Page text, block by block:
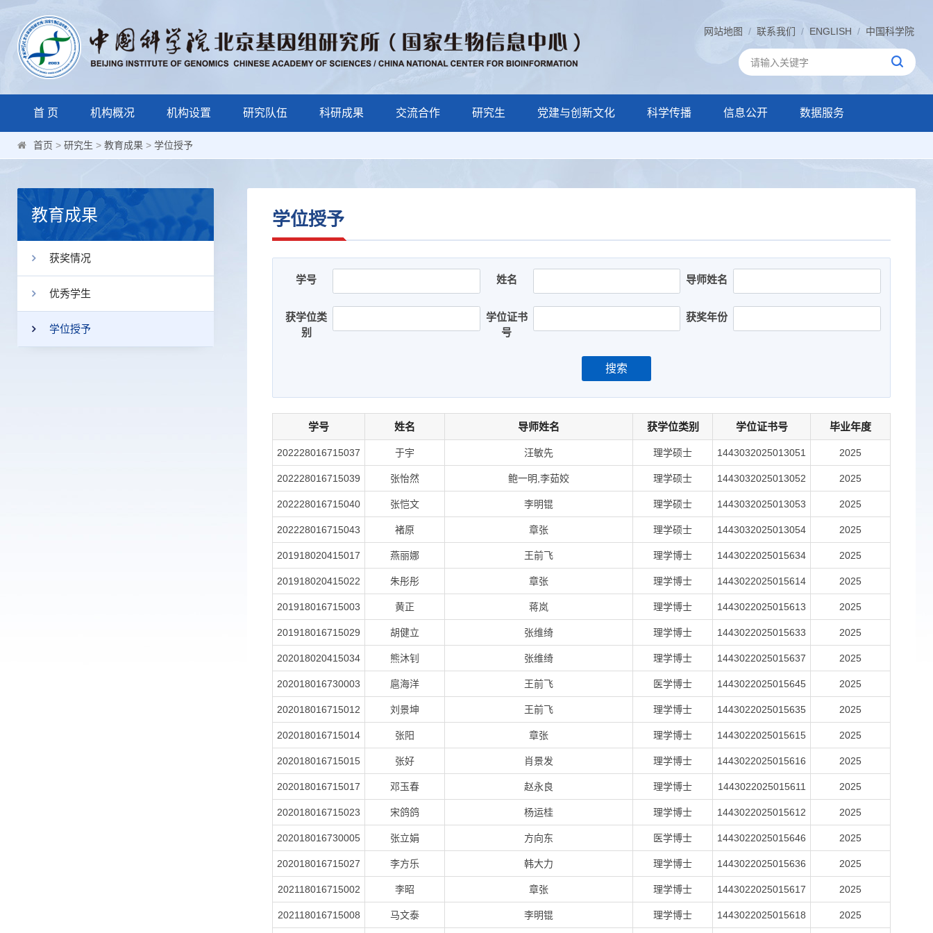
网站地图 / 联系我们 / ENGLISH / 中国科学院
首 页 机构概况 机构设置 研究队伍 科研成果 交流合作 研究生 党建与创新文化 科学传播 信息公开 数据服务
首页 > 研究生 > 教育成果 > 学位授予
教育成果
获奖情况
优秀学生
学位授予
学位授予
学号 姓名 导师姓名
获学位类
别
学位证书
号
获奖年份
搜索
学号 姓名 导师姓名 获学位类别 学位证书号 毕业年度
202228016715037 于宇 汪敏先 理学硕士 1443032025013051 2025
202228016715039 张怡然 鲍一明,李茹姣 理学硕士 1443032025013052 2025
202228016715040 张恺文 李明锟 理学硕士 1443032025013053 2025
202228016715043 褚原 章张 理学硕士 1443032025013054 2025
201918020415017 燕丽娜 王前飞 理学博士 1443022025015634 2025
201918020415022 朱彤彤 章张 理学博士 1443022025015614 2025
201918016715003 黄正 蒋岚 理学博士 1443022025015613 2025
201918016715029 胡健立 张维绮 理学博士 1443022025015633 2025
202018020415034 熊沐钊 张维绮 理学博士 1443022025015637 2025
202018016730003 扈海洋 王前飞 医学博士 1443022025015645 2025
202018016715012 刘景坤 王前飞 理学博士 1443022025015635 2025
202018016715014 张阳 章张 理学博士 1443022025015615 2025
202018016715015 张好 肖景发 理学博士 1443022025015616 2025
202018016715017 邓玉春 赵永良 理学博士 1443022025015611 2025
202018016715023 宋鸽鸽 杨运桂 理学博士 1443022025015612 2025
202018016730005 张立娟 方向东 医学博士 1443022025015646 2025
202018016715027 李方乐 韩大力 理学博士 1443022025015636 2025
202118016715002 李昭 章张 理学博士 1443022025015617 2025
202118016715008 马文泰 李明锟 理学博士 1443022025015618 2025